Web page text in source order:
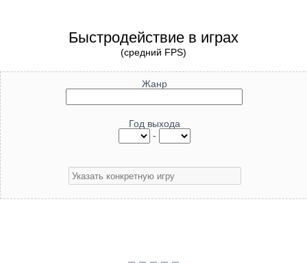
Быстродействие в играх
(средний FPS)
Жанр
Год выхода
-